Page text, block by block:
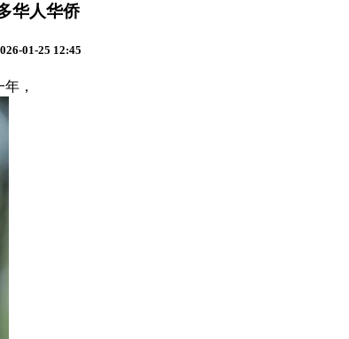
华人华侨
01-25 12:45
，